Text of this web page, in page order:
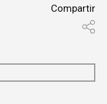
Compartir